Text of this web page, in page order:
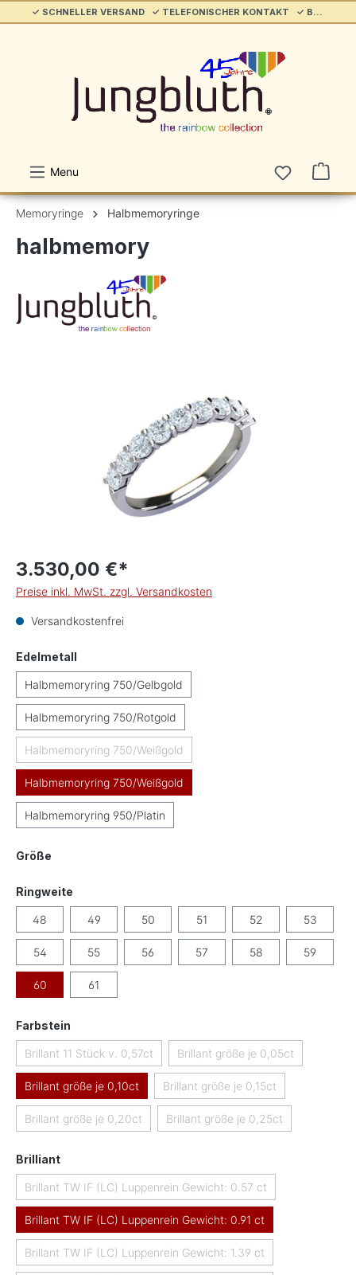
springen ✓ SCHNELLER VERSAND ✓ TELEFONISCHER KONTAKT ✓ BELIEBT & ETABLIERT ✓ SERVICE/HILFE
Menu
Memoryringe Halbmemoryringe
halbmemory
3.530,00 €*
Preise inkl. MwSt. zzgl. Versandkosten
Versandkostenfrei
Edelmetall
Halbmemoryring 750/Gelbgold
Halbmemoryring 750/Rotgold
Halbmemoryring 750/Weißgold(Diese Option ist zurzeit nicht verfügbar.)
Halbmemoryring 750/Weißgold
Halbmemoryring 950/Platin
Größe
Ringweite
48 49 50 51 52 53
54 55 56 57 58 59
60 61
Farbstein
Brillant 11 Stück v. 0,57ct(Diese Option ist zurzeit nicht verfügbar.)
Brillant größe je 0,05ct
(Diese Option ist zurzeit
Brillant größe je 0,10ct Brillant größe je 0,15ct(Diese Option ist zurzeit nicht
Brillant größe je 0,20ct(Diese Option ist zurzeit nicht verfügbar.)
Brillant größe je 0,25ct
(Diese Option ist zurzeit
Brilliantauswählen
Brillant TW IF (LC) Luppenrein Gewicht: 0.57 ct
(Diese Option ist zurzeit nicht verfügbar.)
Brillant TW IF (LC) Luppenrein Gewicht: 0.91 ct
Brillant TW IF (LC) Luppenrein Gewicht: 1.39 ct
(Diese Option ist zurzeit nicht verfügbar.)